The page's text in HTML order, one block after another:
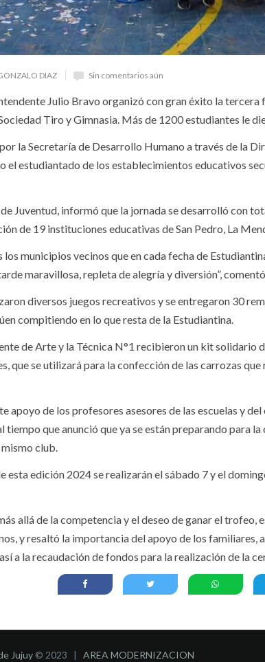
DIAZ Sin comentarios aún
Julio Bravo organizó con gran éxito la tercera
Tiro y Gimnasia. Más de 1200 estudiantes le
la Secretaría de Desarrollo Humano a través de la
el estudiantado de los establecimientos educativos
Juventud, informó que la jornada se desarrolló con
de 19 instituciones educativas de San Pedro, La
los municipios vecinos que en cada fecha de
maravillosa, repleta de alegría y diversión”,
diversos juegos recreativos y se entregaron 30
compitiendo en lo que resta de la Estudiantina.
de Arte y la Técnica N°1 recibieron un kit solidario
que se utilizará para la confección de las carrozas
apoyo de los profesores asesores de las escuelas y
que anunció que ya se están preparando para
club.
esta edición 2024 se realizarán el sábado 7 y el
allá de la competencia y el deseo de ganar el
y resaltó la importancia del apoyo de los familiares,
a la recaudación de fondos para la realización de la
Jujuy © 2023 | AREA MODERNIZACION